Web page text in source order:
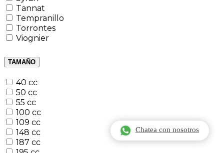
Chatea con nosotros
Tannat
Tempranillo
Torrontes
Viognier
TAMAÑO
40 cc
50 cc
55 cc
100 cc
109 cc
148 cc
187 cc